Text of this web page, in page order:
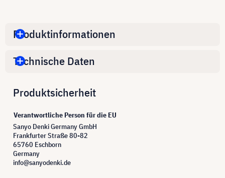
Produktinformationen
Technische Daten
Produktsicherheit
Verantwortliche Person für die EU
Sanyo Denki Germany GmbH
Frankfurter Straße 80-82
65760 Eschborn
Germany
info@sanyodenki.de